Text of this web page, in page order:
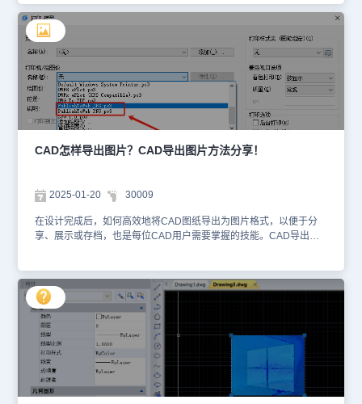
CAD缩放命令：在浩辰CAD中打开图纸文件后，调用CAD缩放命令
【SC】。（2）选取对象：根据命令提示，在图纸中选取导入的图片
作为缩放对象。（3）指定基点：指定图片调整尺寸的基点，即图片
改变大小后位置不变的点。（4）输入比例因子：输入缩放的比例因
子，如果想放大图片，就输入大于1的数字；如果想缩小图片，就输
入小于1的数字，然后按空格键确定。2、通过特性设置调整在浩辰
CAD中打开图纸文件后，选中导入的图片，在软件界面右侧的【特性
栏】中，找到【几何图形】参数栏，并修改图片的宽度和高度以达到
调整图片大小的目的。综上所述，CAD中调整导入图片的尺寸有多种
方法可选，根据实际需求选择合适的操作方式即可，灵活运用这些方
法，一定能让设计作品更加专业、精致。
CAD怎样导出图片？CAD导出图片方法分享！
2025-01-20 30009
在设计完成后，如何高效地将CAD图纸导出为图片格式，以便于分
享、展示或存档，也是每位CAD用户需要掌握的技能。CAD导出图
并加载需要导出的CAD图纸文件。（2）调用CAD打印快捷键
【Ctrl+P】，在弹出的【打印-模型】对话框中，设置打印机名称为
【PublishtToWeb JPG.pc3】或 【PublishtToWeb PNG.pc3】。
（3）再根据自身需求设置其他的打印参数，如：图纸尺寸、打印区
域、打印比例等，设置完成后点击【确定】按钮，即可完成CAD图纸
到图片的转换。2、使用截图工具如果CAD图纸相对较小，且对转换
后的清晰度要求不高，可以直接使用电脑自带的截图工具或第三方截
图应用来截取CAD图纸区域，并将其保存为图片格式。这种方法简单
易行，但可能无法获得高质量的图片输出。总之，以上方法均可以帮